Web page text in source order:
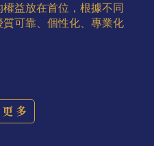
益放在首位，根據不同
可靠、個性化、專業化
更 多